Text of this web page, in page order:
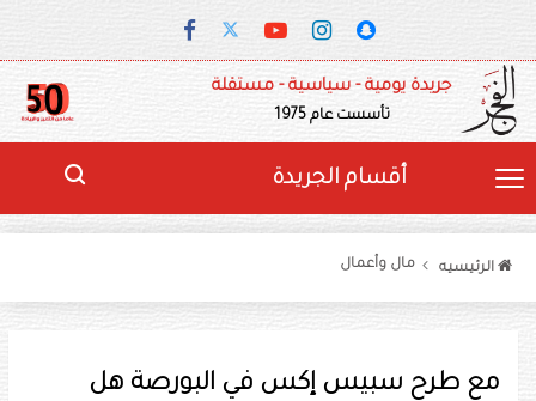
جريدة يومية - سياسية - مستقلة
تأسست عام 1975
أقسام الجريدة
الرئيسيه مال وأعمال
مع طرح سبيس إكس في البورصة هل